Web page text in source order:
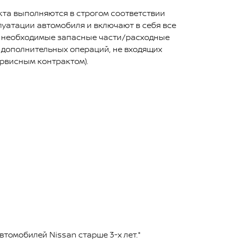
выполняются в строгом соответствии
автомобиля и включают в себя все
запасные части/расходные
операций, не входящих
контрактом).
Nissan старше 3-х лет.*